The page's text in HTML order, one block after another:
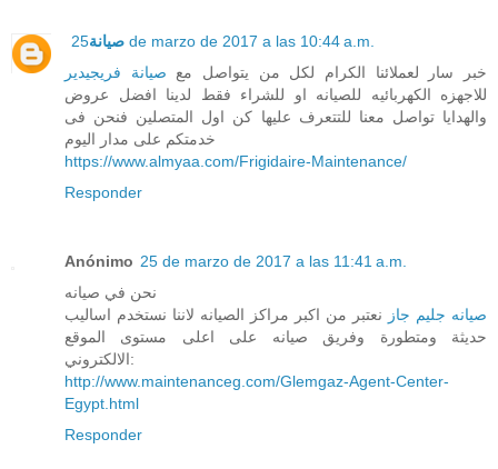
صيانة 25 de marzo de 2017 a las 10:44 a.m.
خبر سار لعملائنا الكرام لكل من يتواصل مع صيانة فريجيدير
للاجهزه الكهربائيه للصيانه او للشراء فقط لدينا افضل عروض
والهدايا تواصل معنا للتتعرف عليها كن اول المتصلين فنحن فى
خدمتكم على مدار اليوم
https://www.almyaa.com/Frigidaire-Maintenance/
Responder
Anónimo 25 de marzo de 2017 a las 11:41 a.m.
نحن في صيانه
صيانه جليم جاز
نعتبر من اكبر مراكز الصيانه لاننا نستخدم اساليب
حديثة ومتطورة وفريق صيانه على اعلى مستوى الموقع
الالكتروني:
http://www.maintenanceg.com/Glemgaz-Agent-Center-
Egypt.html
Responder